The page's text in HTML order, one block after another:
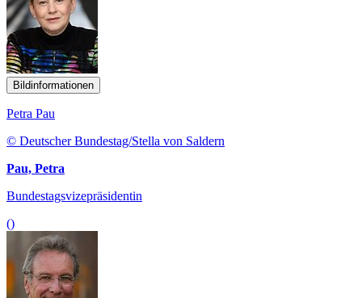
Bildinformationen
Petra Pau
© Deutscher Bundestag/Stella von Saldern
Pau, Petra
Bundestagsvizepräsidentin
()